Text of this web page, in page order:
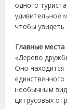
одного
удивительное
чтобы увидеть
Главные места
«Дерево
Оно находится
необычным
цитрусовых